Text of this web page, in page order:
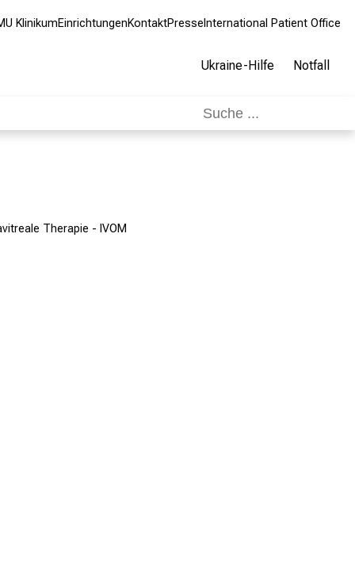
KlinikumEinrichtungenKontaktPresse International Patient Office
Ukraine-Hilfe Notfall
Therapie - IVOM